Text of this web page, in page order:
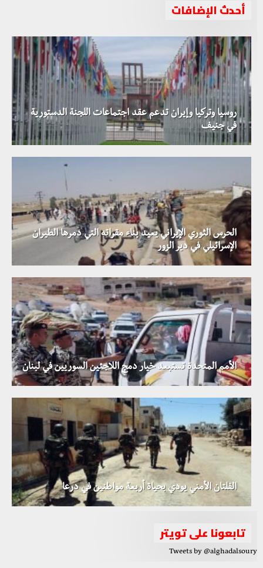
أحدث الإضافات
روسيا وتركيا وإيران تدعم عقد اجتماعات اللجنة الدستورية
في جنيف
الحرس الثوري الإيراني يعيد بناء مقراته التي دمرها الطيران
الإسرائيلي في دير الزور
الأمم المتحدة تستبعد خيار دمج اللاجئين السوريين في لبنان
الفلتان الأمني يودي بحياة أربعة مواطنين في درعا
تابعونا على تويتر
Tweets by @alghadalsoury